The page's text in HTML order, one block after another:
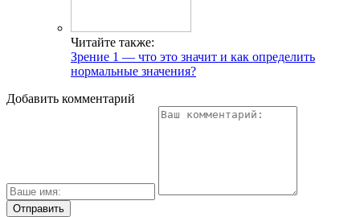
Читайте также:
Зрение 1 — что это значит и как определить
нормальные значения?
Добавить комментарий